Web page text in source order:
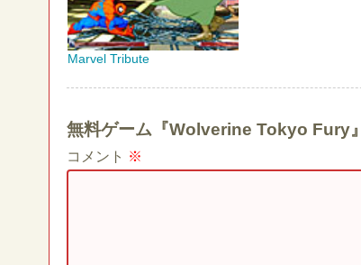
Marvel Tribute
無料ゲーム『Wolverine Tokyo Fury
コメント ※